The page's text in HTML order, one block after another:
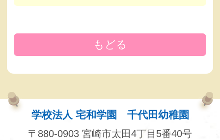
もどる
学校法人 宅和学園 千代田幼稚園
〒880-0903 宮崎市太田4丁目5番40号